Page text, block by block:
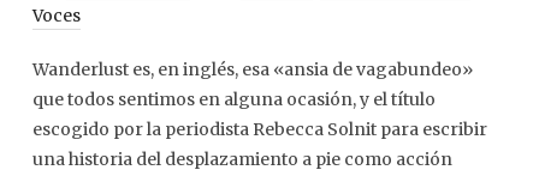
Voces
Wanderlust es, en inglés, esa «ansia de vagabundeo»
que todos sentimos en alguna ocasión, y el título
escogido por la periodista Rebecca Solnit para escribir
una historia del desplazamiento a pie como acción